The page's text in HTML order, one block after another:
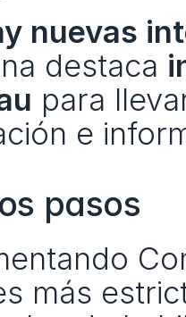
nuevas
destaca
para
e
pasos
más